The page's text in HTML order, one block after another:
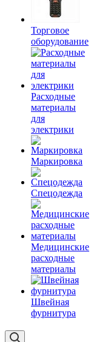
Торговое
оборудование
Расходные
материалы
для
электрики
Маркировка
Спецодежда
Медицинские
расходные
материалы
Швейная
фурнитура